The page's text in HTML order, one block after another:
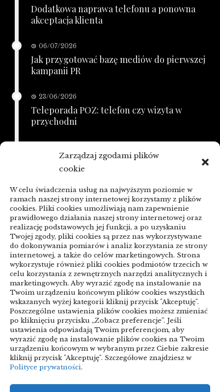
Zarządzaj zgodami plików
cookie
W celu świadczenia usług na najwyższym poziomie w
ramach naszej strony internetowej korzystamy z plików
cookies. Pliki cookies umożliwiają nam zapewnienie
prawidłowego działania naszej strony internetowej oraz
realizację podstawowych jej funkcji, a po uzyskaniu
Twojej zgody, pliki cookies są przez nas wykorzystywane
do dokonywania pomiarów i analiz korzystania ze strony
internetowej, a także do celów marketingowych. Strona
wykorzystuje również pliki cookies podmiotów trzecich w
celu korzystania z zewnętrznych narzędzi analitycznych i
marketingowych. Aby wyrazić zgodę na instalowanie na
Twoim urządzeniu końcowym plików cookies wszystkich
wskazanych wyżej kategorii kliknij przycisk "Akceptuję".
Poszczególne ustawienia plików cookies możesz zmieniać
po kliknięciu przycisku „Zobacz preferencje”. Jeśli
ustawienia odpowiadają Twoim preferencjom, aby
wyrazić zgodę na instalowanie plików cookies na Twoim
urządzeniu końcowym w wybranym przez Ciebie zakresie
kliknij przycisk "Akceptuję". Szczegółowe znajdziesz w
Polityce prywatności.
Dodatkowa naprawa telefonu a ponowna
akceptacja klienta
06/07/2026
Jak przygotować bazę mediów do pierwszej
kampanii PR
23/06/2026
Teleporada POZ: telefon czy wizyta w
przychodni
KSeF a zaległe faktury: porządkowanie
przed zmianą
linki z nap
Categories
ARTYKUŁ SPONSOROWANY
Biznes & Finanse
Budownictwo & Przemysł Dom & Ogród
Edukacja & Rozrywka Inne
Motoryzacja Sport & Turystyka
Technologie Uroda & Lifestyle Usługi
Zdrowie